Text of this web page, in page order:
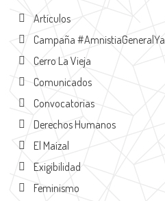
Artículos
Campaña #AmnistiaGeneralYa
Cerro La Vieja
Comunicados
Convocatorias
Derechos Humanos
El Maizal
Exigibilidad
Feminismo